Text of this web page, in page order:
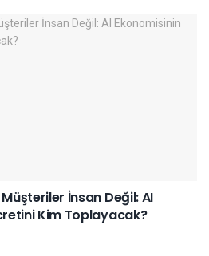
İnsan Değil: AI
Kim Toplayacak?